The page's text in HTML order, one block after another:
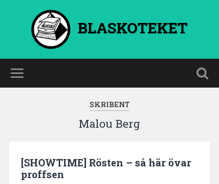
BLASKOTEKET
SKRIBENT
Malou Berg
[SHOWTIME] Rösten – så här övar
proffsen